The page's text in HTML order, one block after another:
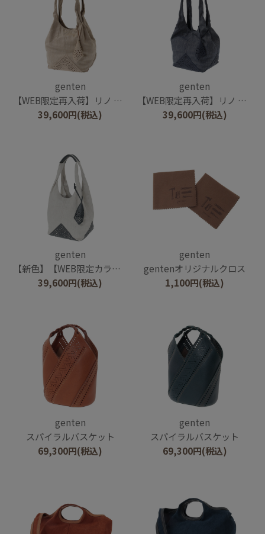
genten
【WEB限定再入荷】リノ トートバッグ大
39,600円(税込)
genten
【WEB限定再入荷】リノ トートバッグ大
39,600円(税込)
genten
【新色】【WEB限定カラー】リノ トートバッグ大
39,600円(税込)
genten
gentenオリジナルクロス
1,100円(税込)
genten
スパイラルバスケット
69,300円(税込)
genten
スパイラルバスケット
69,300円(税込)